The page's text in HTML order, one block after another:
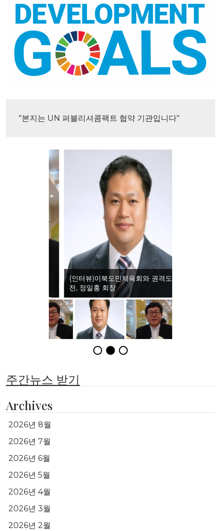
"본지는 UN 퍼블리셔콤팩트 협약 기관입니다"
(인터뷰)이북도민체육회와 권격도 발
전, 정일홍 회장
주간뉴스 받기
Archives
2026년 8월
2026년 7월
2026년 6월
2026년 5월
2026년 4월
2026년 3월
2026년 2월